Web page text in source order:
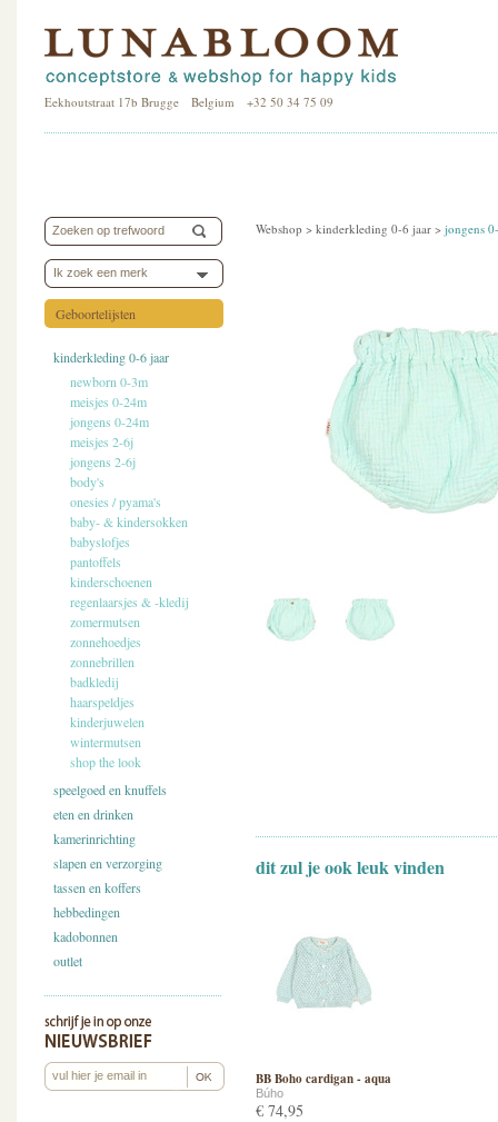
Eekhoutstraat 17b Brugge Belgium +32 50 34 75 09
Ik zoek een merk
Geboortelijsten
kinderkleding 0-6 jaar
newborn 0-3m
meisjes 0-24m
jongens 0-24m
meisjes 2-6j
jongens 2-6j
body's
onesies / pyama's
baby- & kindersokken
babyslofjes
pantoffels
kinderschoenen
regenlaarsjes & -kledij
zomermutsen
zonnehoedjes
zonnebrillen
badkledij
haarspeldjes
kinderjuwelen
wintermutsen
shop the look
speelgoed en knuffels
eten en drinken
kamerinrichting
slapen en verzorging
tassen en koffers
hebbedingen
kadobonnen
outlet
Webshop > kinderkleding 0-6 jaar > jongens
dit zul je ook leuk vinden
BB Boho cardigan - aqua
Búho
€ 74,95